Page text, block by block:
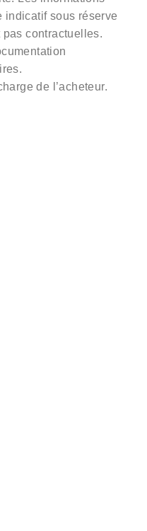
indicatif sous réserve
contractuelles.
de l’acheteur.